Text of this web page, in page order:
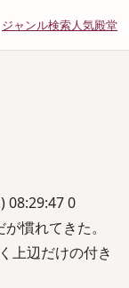
ジャンル検索人気殿堂
08:29:47 0
慣れてきた。
上辺だけの付き